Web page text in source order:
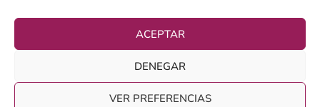
ACEPTAR
DENEGAR
VER PREFERENCIAS
Cuidados especializados para personas con